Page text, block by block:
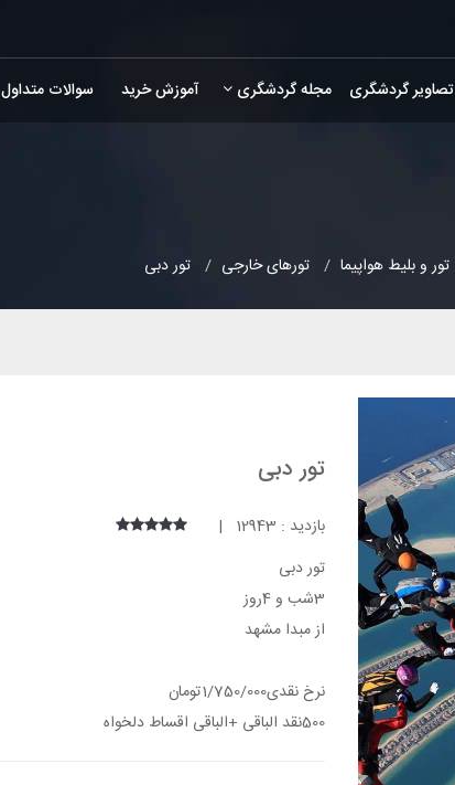
تصاویر گردشگری مجله گردشگری آموزش خرید سوالات متداول
تور و بلیط هواپیما تورهای خارجی تور دبی
تور دبی
بازدید : 12943 |
تور دبی
3شب و 4روز
از مبدا مشهد
نرخ نقدی1/750/000تومان
500نقد الباقی +الباقی اقساط دلخواه